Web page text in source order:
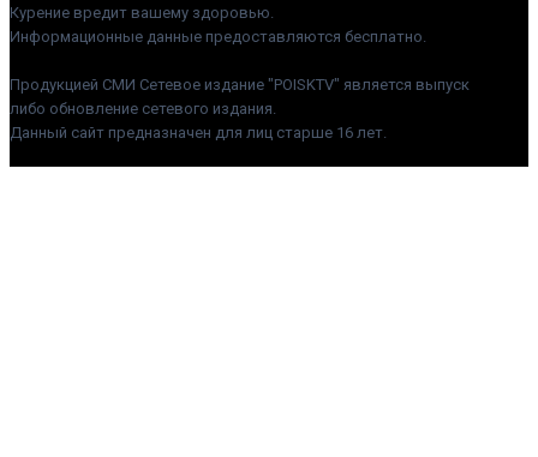
Курение вредит вашему здоровью.
Информационные данные предоставляются бесплатно.
Продукцией СМИ Сетевое издание "POISKTV" является выпуск
либо обновление сетевого издания.
Данный сайт предназначен для лиц старше 16 лет.